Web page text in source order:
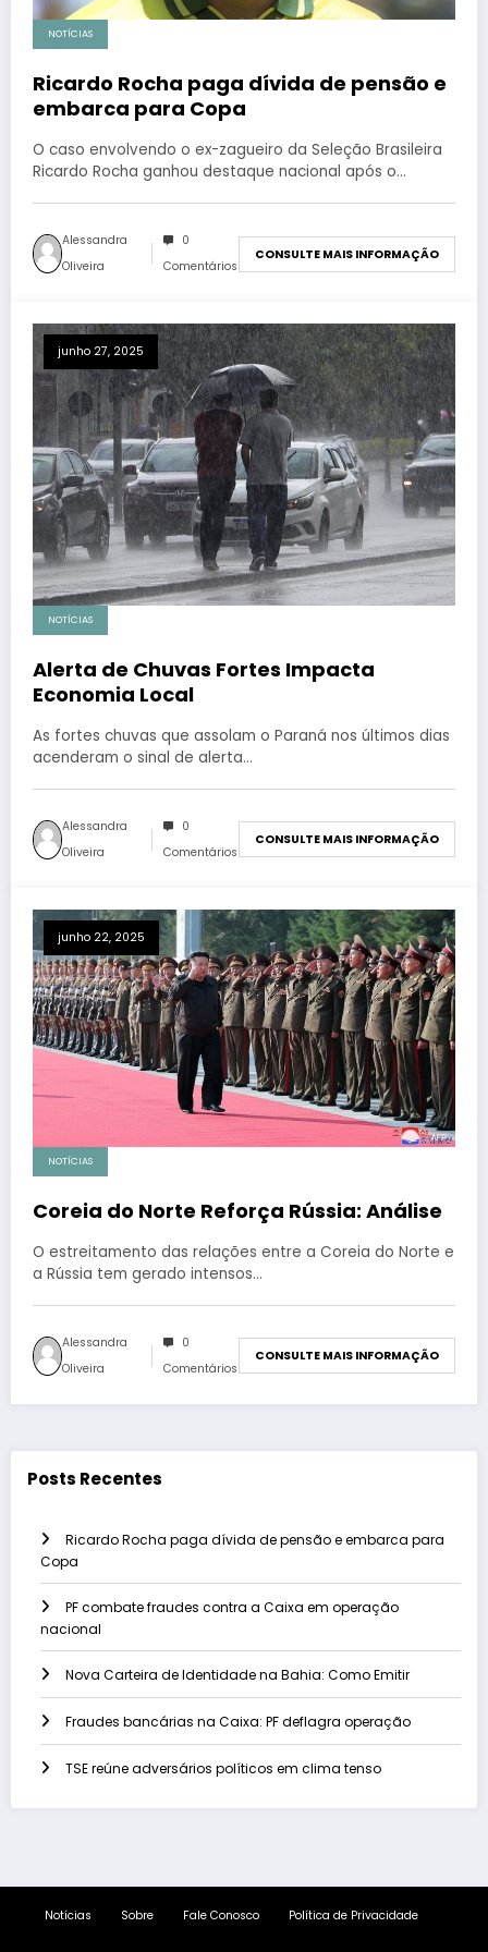
NOTÍCIAS
Ricardo Rocha paga dívida de pensão e
embarca para Copa
O caso envolvendo o ex-zagueiro da Seleção Brasileira
Ricardo Rocha ganhou destaque nacional após o…
Alessandra
Oliveira
0
Comentários
CONSULTE MAIS INFORMAÇÃO
junho 27, 2025
NOTÍCIAS
Alerta de Chuvas Fortes Impacta
Economia Local
As fortes chuvas que assolam o Paraná nos últimos dias
acenderam o sinal de alerta…
Alessandra
Oliveira
0
Comentários
CONSULTE MAIS INFORMAÇÃO
junho 22, 2025
NOTÍCIAS
Coreia do Norte Reforça Rússia: Análise
O estreitamento das relações entre a Coreia do Norte e
a Rússia tem gerado intensos…
Alessandra
Oliveira
0
Comentários
CONSULTE MAIS INFORMAÇÃO
Posts Recentes
Ricardo Rocha paga dívida de pensão e embarca para
Copa
PF combate fraudes contra a Caixa em operação
nacional
Nova Carteira de Identidade na Bahia: Como Emitir
Fraudes bancárias na Caixa: PF deflagra operação
TSE reúne adversários políticos em clima tenso
Notícias Sobre Fale Conosco Política de Privacidade